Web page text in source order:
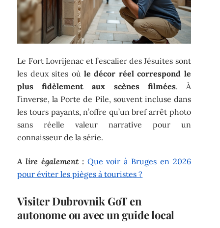
Le Fort Lovrijenac et l’escalier des Jésuites sont
les deux sites où le décor réel correspond le
plus fidèlement aux scènes filmées. À
l’inverse, la Porte de Pile, souvent incluse dans
les tours payants, n’offre qu’un bref arrêt photo
sans réelle valeur narrative pour un
connaisseur de la série.
A lire également : Que voir à Bruges en 2026
pour éviter les pièges à touristes ?
Visiter Dubrovnik GoT en
autonome ou avec un guide local